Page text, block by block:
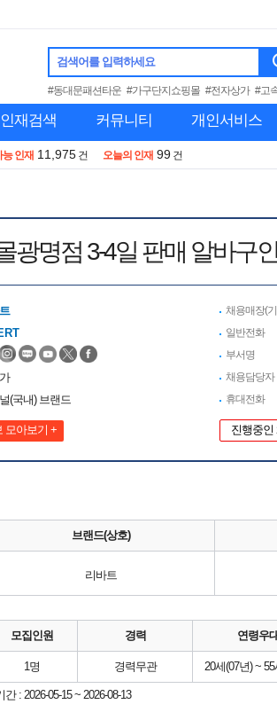
검색어를 입력하세요
#동대문패션타운 #가구단지쇼핑몰 #전자상가 #고
인재검색 커뮤니티 개인서비스
인재 11,975 건 오늘의 인재 99 건
광명점 3-4일 판매 알바구
(국내) 브랜드
모아보기 +
채용매장(
일반전화
부서명
채용담당자
휴대전화
진행중인
브랜드(상호)
리바트
모집인원 경력 연령우
1명 경력무관 20세(07년) ~
간 : 2026-05-15 ~ 2026-08-13